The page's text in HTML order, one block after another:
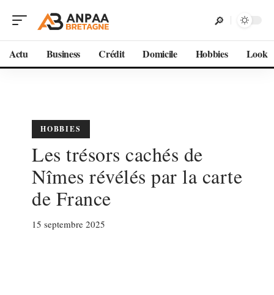
Actu Business Crédit Domicile Hobbies Look
HOBBIES
Les trésors cachés de
Nîmes révélés par la carte
de France
15 septembre 2025